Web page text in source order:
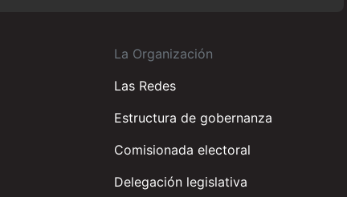
La Organización
Las Redes
Estructura de gobernanza
Comisionada electoral
Delegación legislativa